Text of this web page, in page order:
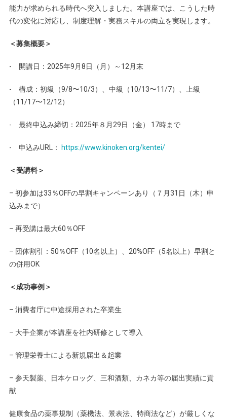
能力が求められる時代へ突入しました。本講座では、こうした時
代の変化に対応し、制度理解・実務スキルの両立を実現します。
＜募集概要＞
- 開講日：2025年9月8日（月）～12月末
- 構成：初級（9/8〜10/3）、中級（10/13〜11/7）、上級
（11/17〜12/12）
- 最終申込み締切：2025年８月29日（金） 17時まで
- 申込みURL： https://www.kinoken.org/kentei/
＜受講料＞
– 初参加は33％OFFの早割キャンペーンあり（７月31日（木）申
込みまで）
– 再受講は最大60％OFF
– 団体割引：50％OFF（10名以上）、20%OFF（5名以上）早割と
の併用OK
＜成功事例＞
– 消費者庁に中途採用された卒業生
– 大手企業が本講座を社内研修として導入
– 管理栄養士による新規届出＆起業
– 参天製薬、日本ケロッグ、三和酒類、カネカ等の届出実績に貢
献
健康食品の薬事規制（薬機法、景表法、特商法など）が厳しくな